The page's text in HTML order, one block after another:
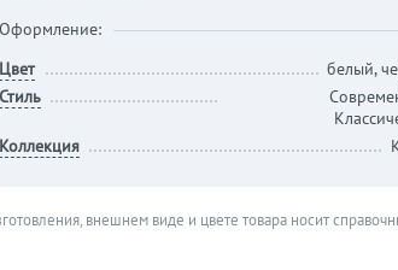
Оформление:
Цвет
белый,
Стиль
Коллекция
внешнем виде и цвете товара носит